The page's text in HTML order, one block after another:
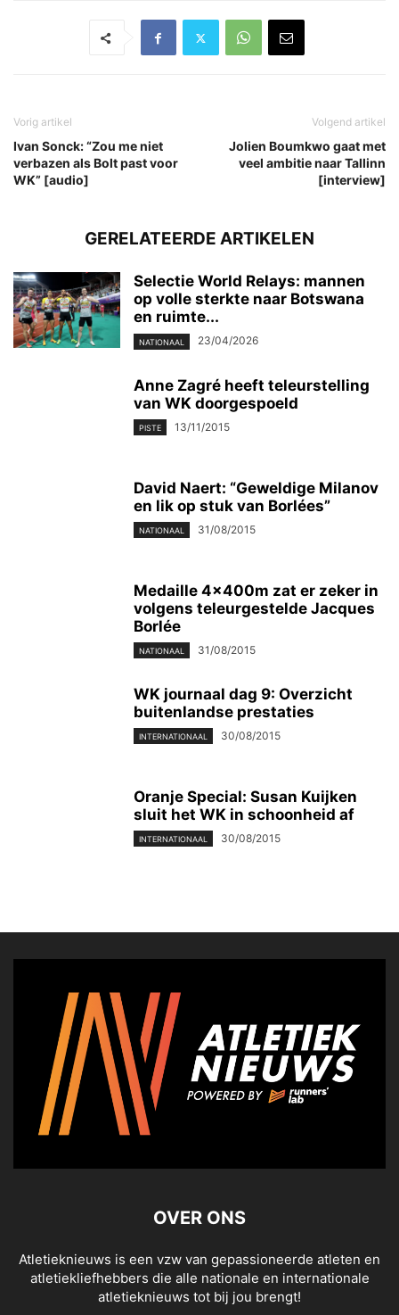
Vorig artikel
Ivan Sonck: “Zou me niet
verbazen als Bolt past voor
WK” [audio]
Volgend artikel
Jolien Boumkwo gaat met
veel ambitie naar Tallinn
[interview]
GERELATEERDE ARTIKELEN
Selectie World Relays: mannen
op volle sterkte naar Botswana
en ruimte...
NATIONAAL 23/04/2026
Anne Zagré heeft teleurstelling
van WK doorgespoeld
PISTE 13/11/2015
David Naert: “Geweldige Milanov
en lik op stuk van Borlées”
NATIONAAL 31/08/2015
Medaille 4x400m zat er zeker in
volgens teleurgestelde Jacques
Borlée
NATIONAAL 31/08/2015
WK journaal dag 9: Overzicht
buitenlandse prestaties
INTERNATIONAAL 30/08/2015
Oranje Special: Susan Kuijken
sluit het WK in schoonheid af
INTERNATIONAAL 30/08/2015
OVER ONS
Atletieknieuws is een vzw van gepassioneerde atleten en
atletiekliefhebbers die alle nationale en internationale
atletieknieuws tot bij jou brengt!